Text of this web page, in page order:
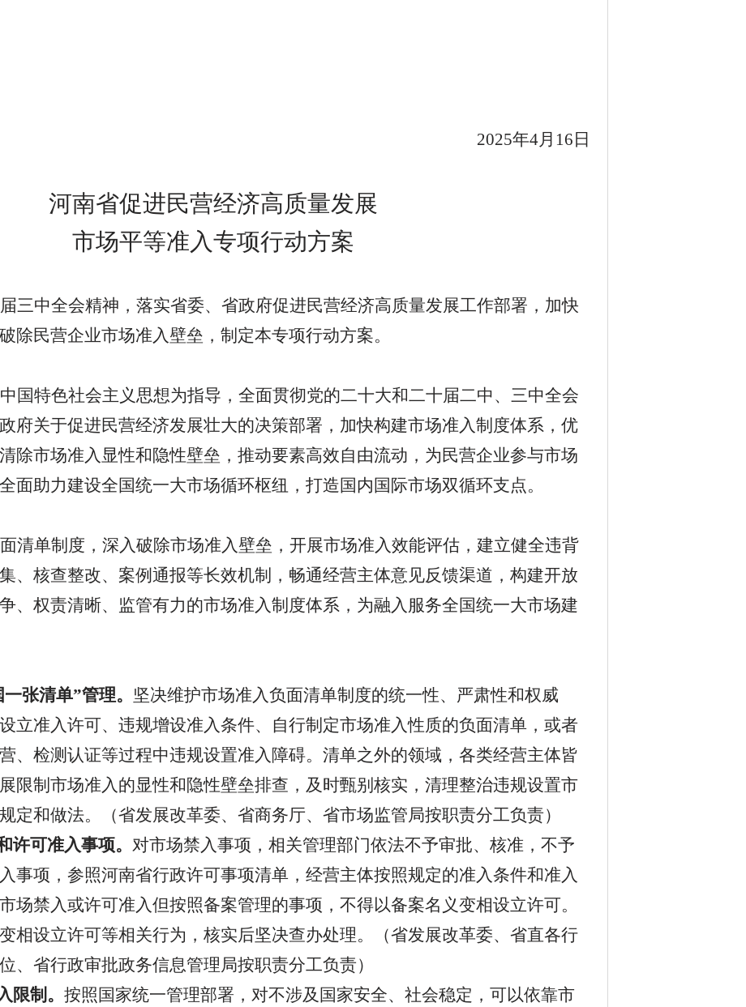
2025年4月 16 日
河南省促进民营经济高质量发展
市场平等准入专项行动方案
三中全会精神，落实省委、省政府促进民营经济高质量发展工作部署，加快
除民营企业市场准入壁垒，制定本专项行动方案。
国特色社会主义思想为指导，全面贯彻党的二十大和二十届二中、三中全会
府关于促进民营经济发展壮大的决策部署，加快构建市场准入制度体系，优
除市场准入显性和隐性壁垒，推动要素高效自由流动，为民营企业参与市场
面助力建设全国统一大市场循环枢纽，打造国内国际市场双循环支点。
清单制度，深入破除市场准入壁垒，开展市场准入效能评估，建立健全违背
、核查整改、案例通报等长效机制，畅通经营主体意见反馈渠道，构建开放
、权责清晰、监管有力的市场准入制度体系，为融入服务全国统一大市场建
张清单”管理。 坚决维护市场准入负面清单制度的统一性、严肃性和权威
立准入许可、违规增设准入条件、自行制定市场准入性质的负面清单，或者
、检测认证等过程中违规设置准入障碍。清单之外的领域，各类经营主体皆
限制市场准入的显性和隐性壁垒排查，及时甄别核实，清理整治违规设置市
定和做法。（省发展改革委、省商务厅、省市场监管局按职责分工负责）
许可准入事项。 对市场禁入事项，相关管理部门依法不予审批、核准，不予
事项，参照河南省行政许可事项清单，经营主体按照规定的准入条件和准入
场禁入或许可准入但按照备案管理的事项，不得以备案名义变相设立许可。
相设立许可等相关行为，核实后坚决查办处理。（省发展改革委、省直各行
、省行政审批政务信息管理局按职责分工负责）
限制。 按照国家统一管理部署，对不涉及国家安全、社会稳定，可以依靠市